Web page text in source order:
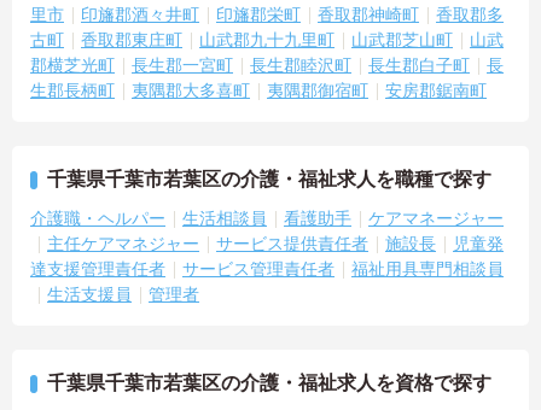
里市
印旛郡酒々井町 印旛郡栄町 香取郡神崎町
香取郡多
古町
香取郡東庄町 山武郡九十九里町 山武郡芝山町
山武
郡横芝光町
長生郡一宮町 長生郡睦沢町 長生郡白子町
長
生郡長柄町
夷隅郡大多喜町 夷隅郡御宿町 安房郡鋸南町
千葉県千葉市若葉区の介護・福祉求人を職種で探す
介護職・ヘルパー 生活相談員 看護助手
ケアマネージャー
主任ケアマネジャー
サービス提供責任者 施設長
児童発
達支援管理責任者
サービス管理責任者
福祉用具専門相談員
生活支援員
管理者
千葉県千葉市若葉区の介護・福祉求人を資格で探す